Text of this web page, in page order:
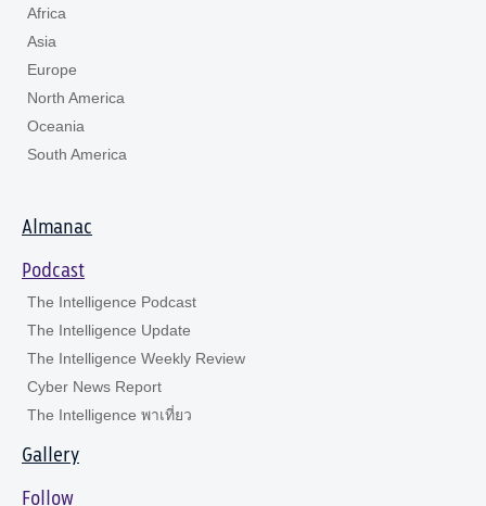
Africa
Asia
Europe
North America
Oceania
South America
Almanac
Podcast
The Intelligence Podcast
The Intelligence Update
The Intelligence Weekly Review
Cyber News Report
The Intelligence พาเที่ยว
Gallery
Follow